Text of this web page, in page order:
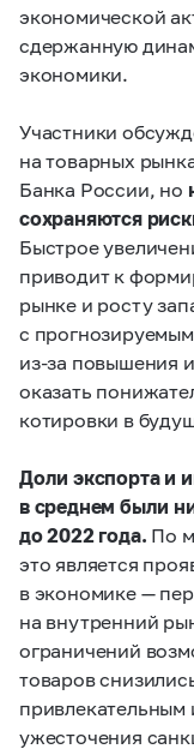
экономической
сдержанную
экономики.
Участники
на товарных
Банка России, но
сохраняются
Быстрое
приводит к
рынке и росту
с
из‑за повышения
оказать
котировки в
Доли экспорта и
в среднем были
до 2022 года. По
это является
в экономике —
на внутренний
ограничений
товаров
привлекательным
ужесточения